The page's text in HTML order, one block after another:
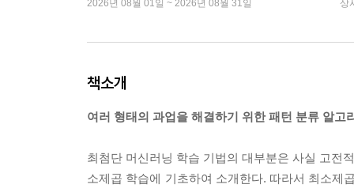
2026년 08월 01일 ~ 2026년 08월 31일 상
책소개
여러 형태의 과업을 해결하기 위한 패턴 분류 알
최첨단 머신러닝 학습 기법의 대부분은 사실 고전
소제곱 학습에 기초하여 소개한다. 따라서 최소제